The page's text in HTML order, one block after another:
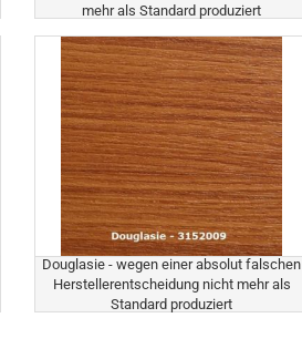
mehr als Standard produziert
Douglasie - wegen einer absolut falschen
Herstellerentscheidung nicht mehr als
Standard produziert